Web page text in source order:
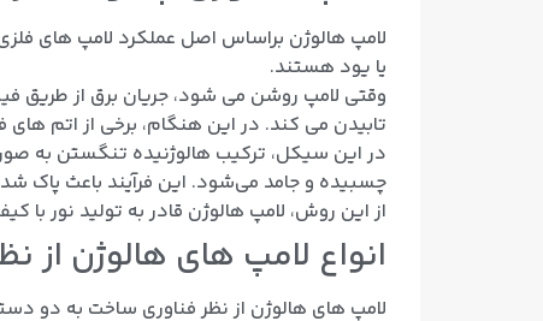
لامپ هالوژن براساس اصل عملکرد لامپ های
یا یود هستند.
وقتی لامپ روشن می‌ شود، جریان برق از طریق
تابیدن می ‌کند. در این هنگام، برخی از اتم
در این سیکل، ترکیب هالوژنیده تنگستن به
چسبیده و جامد می‌شود. این فرآیند باعث پاک
از این روش، لامپ هالوژن قادر به تولید نور
انواع لامپ های هالوژن از